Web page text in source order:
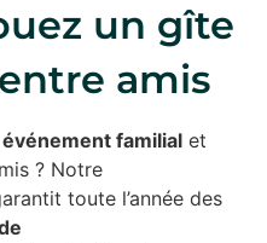
un gîte
amis
événement familial et
? Notre
toute l’année des